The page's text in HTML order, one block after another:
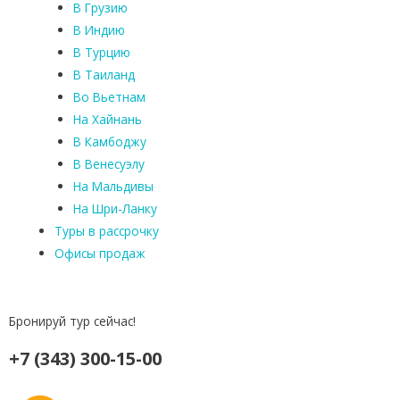
В Грузию
В Индию
В Турцию
В Таиланд
Во Вьетнам
На Хайнань
В Камбоджу
В Венесуэлу
На Мальдивы
На Шри-Ланку
Туры в рассрочку
Офисы продаж
Бронируй тур сейчас!
+7 (343) 300-15-00